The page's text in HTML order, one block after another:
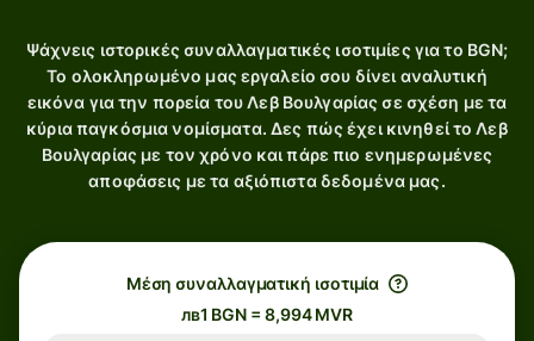
Ψάχνεις ιστορικές συναλλαγματικές ισοτιμίες για το BGN;
Το ολοκληρωμένο μας εργαλείο σου δίνει αναλυτική
εικόνα για την πορεία του Λεβ Βουλγαρίας σε σχέση με τα
κύρια παγκόσμια νομίσματα. Δες πώς έχει κινηθεί το Λεβ
Βουλγαρίας με τον χρόνο και πάρε πιο ενημερωμένες
αποφάσεις με τα αξιόπιστα δεδομένα μας.
Μέση συναλλαγματική ισοτιμία
лв1 BGN = 8,994 MVR